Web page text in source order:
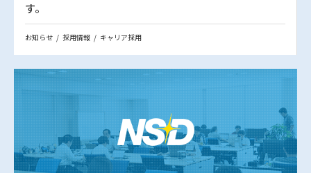
す。
お知らせ 採用情報 キャリア採用